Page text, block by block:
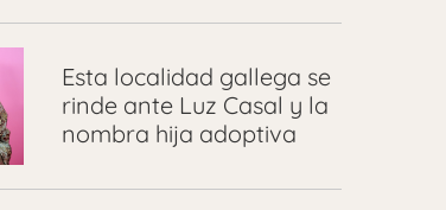
Esta localidad gallega se
rinde ante Luz Casal y la
nombra hija adoptiva